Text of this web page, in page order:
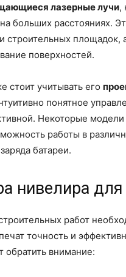
лазерные лучи,
больших расстояниях.
строительных площадок,
поверхностей.
стоит учитывать его
понятное
Некоторые
работы в
батареи.
нивелира
работ
точность и
обратить внимание: